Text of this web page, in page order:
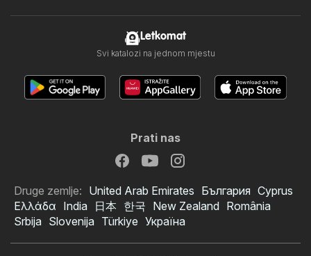
Letkomat
Svi katalozi na jednom mjestu
Prati nas
Druge zemlje: United Arab Emirates България Cyprus
Ελλάδα India 日本 한국 New Zealand România
Srbija Slovenija Türkiye Україна